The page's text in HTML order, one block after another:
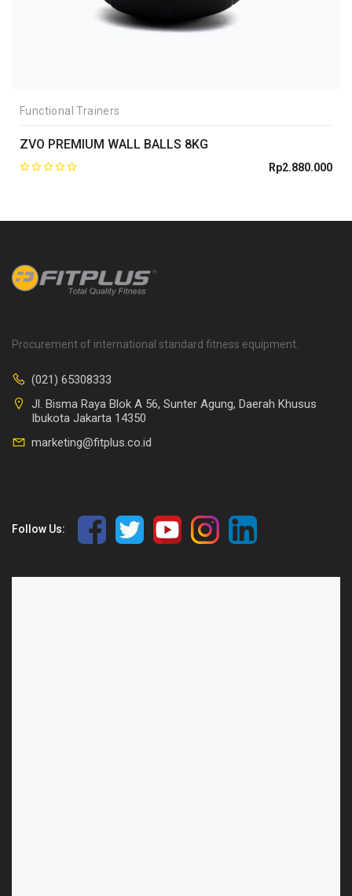
Functional Trainers
ZVO PREMIUM WALL BALLS 8KG
Rp2.880.000
Procurement of international standard fitness equipment.
(021) 65308333
Jl. Bisma Raya Blok A 56, Sunter Agung, Daerah Khusus
Ibukota Jakarta 14350
marketing@fitplus.co.id
Follow Us: